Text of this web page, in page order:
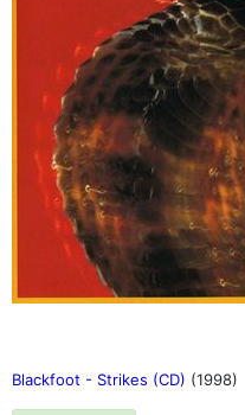
Blackfoot - Strikes (CD) (1998)